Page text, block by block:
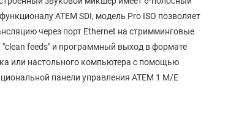
ATEM SDI, модель Pro ISO позволяет
через порт Ethernet на стримминговые
feeds" и программный выход в формате
или настольного компьютера с помощью
панели управления ATEM 1 M/E